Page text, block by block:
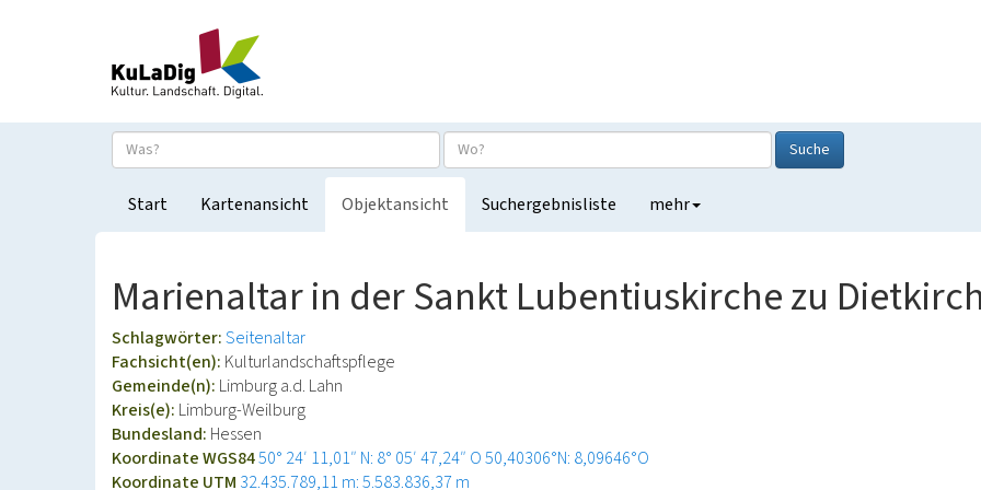
Suche
Start Kartenansicht Objektansicht Suchergebnisliste mehr
Marienaltar in der Sankt Lubentiuskirche zu
Schlagwörter:Seitenaltar
Fachsicht(en): Kulturlandschaftspflege
Gemeinde(n): Limburg a.d. Lahn
Kreis(e): Limburg-Weilburg
Bundesland: Hessen
Koordinate WGS8450° 24′ 11,01″ N: 8° 05′ 47,24″ O50,40306°N: 8,09646°O
Koordinate UTM 32.435.789,11 m: 5.583.836,37 m